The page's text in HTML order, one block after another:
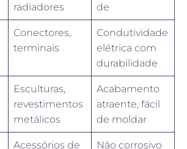
radiadores
de
Conectores,
terminais
Condutividade
elétrica com
durabilidade
Esculturas,
revestimentos
metálicos
Acabamento
atraente, fácil
de moldar
Acessórios de Não corrosivo